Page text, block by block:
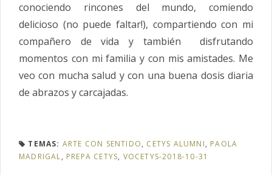
conociendo rincones del mundo, comiendo
delicioso (no puede faltar!), compartiendo con mi
compañero de vida y también disfrutando
momentos con mi familia y con mis amistades. Me
veo con mucha salud y con una buena dosis diaria
de abrazos y carcajadas.
TEMAS: ARTE CON SENTIDO, CETYS ALUMNI, PAOLA
MADRIGAL, PREPA CETYS, VOCETYS-2018-10-31